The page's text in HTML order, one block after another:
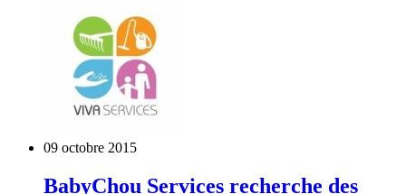
09 octobre 2015
BabyChou Services recherche des